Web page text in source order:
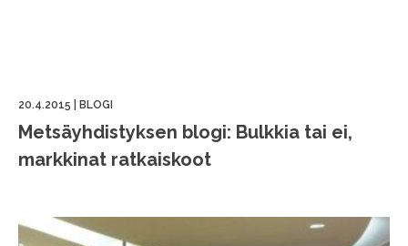
20.4.2015 BLOGI
Metsäyhdistyksen blogi: Bulkkia tai ei,
markkinat ratkaiskoot